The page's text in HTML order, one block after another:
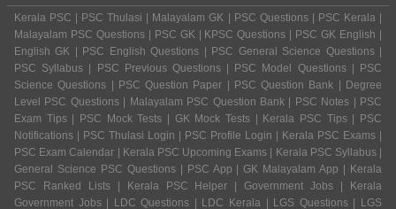
Kerala PSC | PSC Thulasi | Malayalam GK | PSC Questions | PSC Kerala |
Malayalam PSC Questions | PSC GK | KPSC Questions | PSC GK English |
English GK | PSC English Questions | PSC General Science Questions |
PSC Syllabus | PSC Previous Questions | PSC Model Questions | PSC
Science Questions | PSC Question Paper | PSC Question Bank | Degree
Level PSC Questions | Malayalam PSC Question Bank | PSC Notes | PSC
Exam Tips | PSC Mock Tests | GK Mock Tests | Kerala PSC Tips | PSC
Notifications | PSC Thulasi Login | PSC Profile Login | Kerala PSC Exams |
PSC Exam Calendar | Kerala PSC Upcoming Exams | Kerala PSC Syllabus |
General Science PSC Questions | PSC App | GK Malayalam App | Kerala
PSC Ranked Lists | Kerala PSC Helper | Government Jobs | Kerala
Government Jobs | LDC Questions | LDC Kerala | LGS Questions | LGS